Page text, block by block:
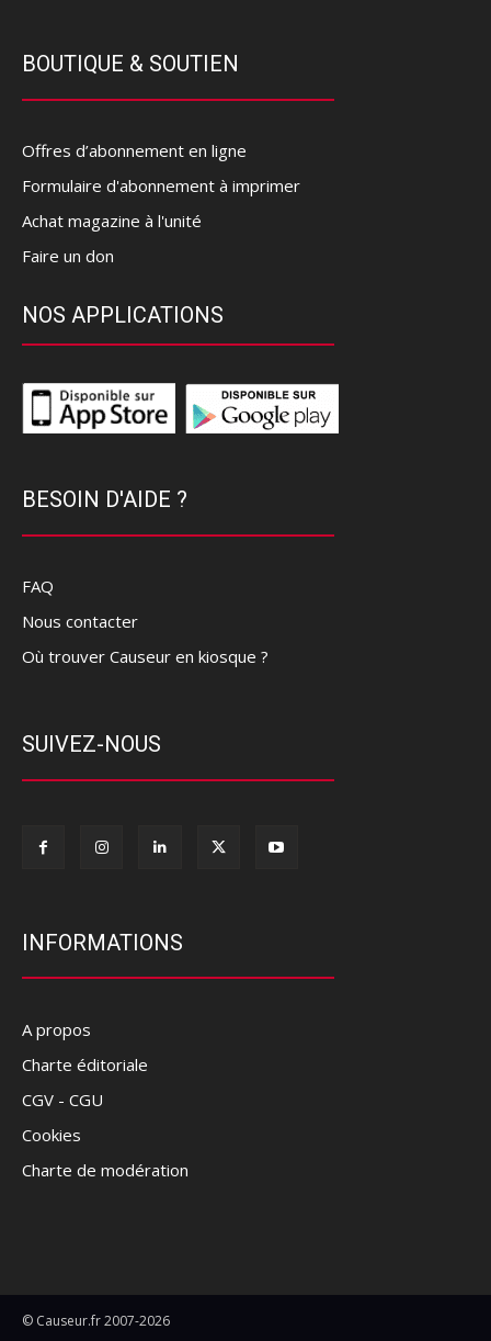
BOUTIQUE & SOUTIEN
Offres d’abonnement en ligne
Formulaire d'abonnement à imprimer
Achat magazine à l'unité
Faire un don
NOS APPLICATIONS
BESOIN D'AIDE ?
FAQ
Nous contacter
Où trouver Causeur en kiosque ?
SUIVEZ-NOUS
INFORMATIONS
A propos
Charte éditoriale
CGV - CGU
Cookies
Charte de modération
© Causeur.fr 2007-2026